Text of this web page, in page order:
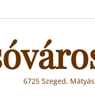
6725 Szeged,